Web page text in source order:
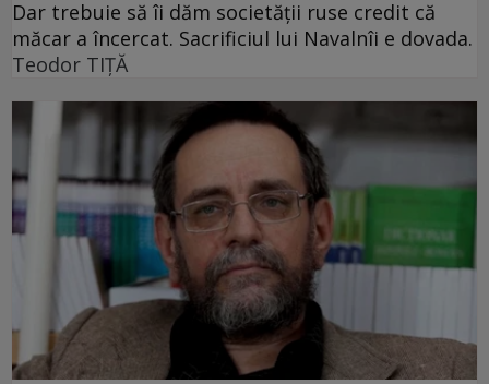
Dar trebuie să îi dăm societății ruse credit că
măcar a încercat. Sacrificiul lui Navalnîi e dovada.
Teodor TIŢĂ